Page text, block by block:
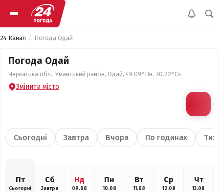
24 Канал Погода Одай
Погода Одай
Черкаська обл., Уманський район, Одай, 49.09°Пн, 30.22°Сх
Змінити місто
Сьогодні Завтра Вчора По годинах
Пт
Сьогодні
Сб
Завтра
Нд
09.08
Пн
10.08
Вт
11.08
Ср
12.08
Чт
13.08